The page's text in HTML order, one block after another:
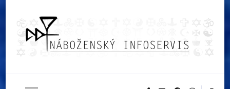
Náboženský